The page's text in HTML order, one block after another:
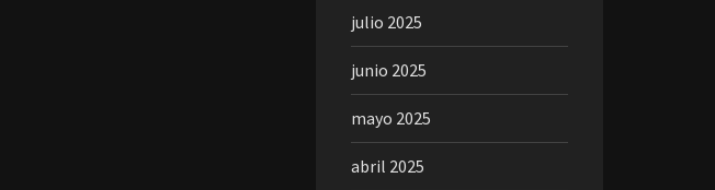
julio 2025
junio 2025
mayo 2025
abril 2025